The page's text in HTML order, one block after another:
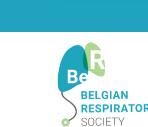
contenu